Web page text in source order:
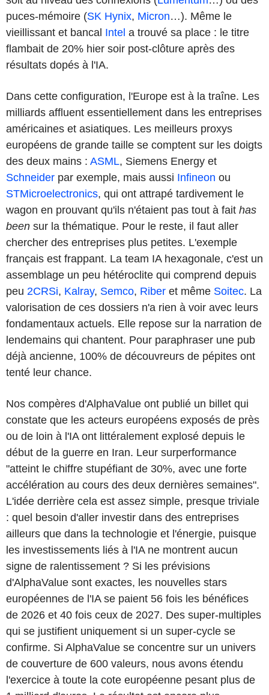
puces-mémoire (SK Hynix, Micron…). Même le
vieillissant et bancal Intel a trouvé sa place : le titre
flambait de 20% hier soir post-clôture après des
résultats dopés à l'IA.
Dans cette configuration, l'Europe est à la traîne. Les
milliards affluent essentiellement dans les entreprises
américaines et asiatiques. Les meilleurs proxys
européens de grande taille se comptent sur les doigts
des deux mains : ASML, Siemens Energy et
Schneider par exemple, mais aussi Infineon ou
STMicroelectronics, qui ont attrapé tardivement le
wagon en prouvant qu'ils n'étaient pas tout à fait has
been sur la thématique. Pour le reste, il faut aller
chercher des entreprises plus petites. L'exemple
français est frappant. La team IA hexagonale, c'est un
assemblage un peu hétéroclite qui comprend depuis
peu 2CRSi, Kalray, Semco, Riber et même Soitec. La
valorisation de ces dossiers n'a rien à voir avec leurs
fondamentaux actuels. Elle repose sur la narration de
lendemains qui chantent. Pour paraphraser une pub
déjà ancienne, 100% de découvreurs de pépites ont
tenté leur chance.
Nos compères d'AlphaValue ont publié un billet qui
constate que les acteurs européens exposés de près
ou de loin à l'IA ont littéralement explosé depuis le
début de la guerre en Iran. Leur surperformance
"atteint le chiffre stupéfiant de 30%, avec une forte
accélération au cours des deux dernières semaines".
L'idée derrière cela est assez simple, presque triviale
: quel besoin d'aller investir dans des entreprises
ailleurs que dans la technologie et l'énergie, puisque
les investissements liés à l'IA ne montrent aucun
signe de ralentissement ? Si les prévisions
d'AlphaValue sont exactes, les nouvelles stars
européennes de l'IA se paient 56 fois les bénéfices
de 2026 et 40 fois ceux de 2027. Des super-multiples
qui se justifient uniquement si un super-cycle se
confirme. Si AlphaValue se concentre sur un univers
de couverture de 600 valeurs, nous avons étendu
l'exercice à toute la cote européenne pesant plus de